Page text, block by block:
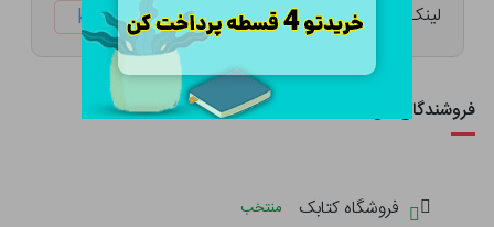
لینک کوتاه: ketabtala.com/sbp-47959
فروشندگان این کالا
فروشگاه کتابک
منتخب